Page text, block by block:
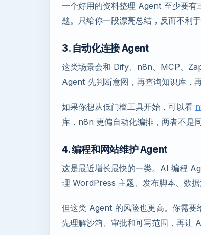
一个好用的资料整理 Agent 至少要有
题。只给你一段漂亮总结，反而不利于
3. 自动化连接 Agent
这类场景会和 Dify、n8n、MCP、
Agent 先判断意图，再查询知识库，
如果你想从低门槛工具开始，可以看
库，n8n 更偏自动化编排，两者不是同
4. 编程和网站维护 Agent
这是最近增长最快的一类。AI 编程
理 WordPress 主题、发布脚本、数据
但这类 Agent 的风险也更高。你需要
先理解沙箱、审批和可写范围，再让